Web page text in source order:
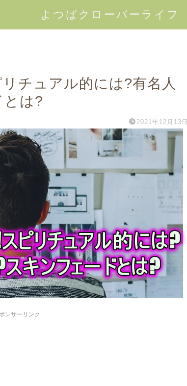
よつばクローバーライフ
チュアル的には?有名人
とは?
2021年12月13日
ンサーリンク